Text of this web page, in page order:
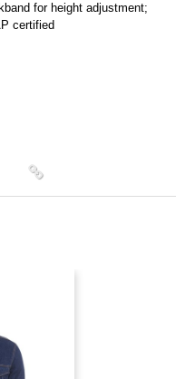
for height adjustment;
certified